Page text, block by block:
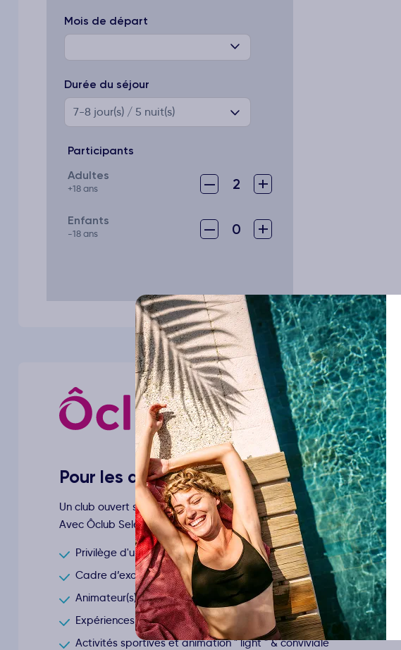
Mois de départ
Durée du séjour
7-8 jour(s) / 5 nuit(s)
Participants
Adultes
+18 ans – 2 +
Enfants
-18 ans – 0 +
Pour les adeptes du luxe abordable.
Un club ouvert sur le monde ! Partir Ôclub, c'est la promesse de
Avec Ôclub Select, vos vacances riment avec évasion et confort
Privilège d'un hôtel club haut de gamme 4* ou 5* parmi les
Cadre d’exception
Animateur(s) francophone(s) à votre service
Expériences pour découvrir la culture locale et la destination
Activités sportives et animation " light " & conviviale